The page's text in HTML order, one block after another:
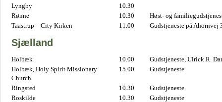
Lyngby
10.30
Rønne
10.30
Høst- og
Taastrup – City Kirken
11.00 Gudstjeneste på Ahornvej
Sjælland
Holbæk 10.00
Gudstjeneste, Ulrick R.
Holbæk, Holy Spirit Missionary
Church
15.00 Gudstjeneste
Ringsted 10.30
Gudstjeneste
Roskilde
10.30
Gudstjeneste